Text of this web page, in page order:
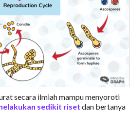
secara ilmiah mampu menyoroti
sedikit riset dan bertanya